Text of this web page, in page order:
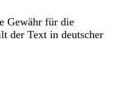
Gewähr für die
der Text in deutscher